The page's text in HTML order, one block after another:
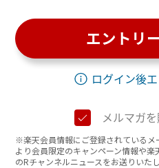
エントリ
ログイン後
メルマガ
※楽天会員情報にご登録されているメ
より会員限定のキャンペーン情報や
のRチャンネルニュースをお送りいたし